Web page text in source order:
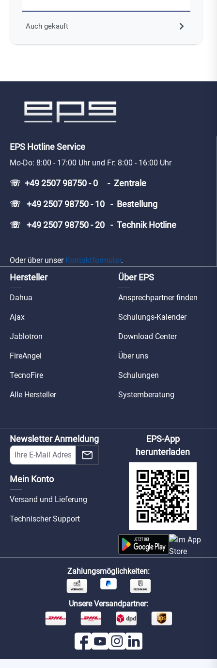
Auch gekauft
EPS Hotline Service
Mo-Do: 8:00 - 17:00 Uhr und Fr: 8:00 - 16:00 Uhr
☏ +49 2507 98750 - 0 - Zentrale
☏ +49 2507 98750 - 10 - Bestellung
☏ +49 2507 98750 - 20 - Technik Hotline
Oder über unser Kontaktformular.
Hersteller
Dahua
Ajax
Jablotron
FireAngel
TecnoFire
Alle Hersteller
Über EPS
Ansprechpartner finden
Schulungs-Kalender
Download Center
Über uns
Schulungen
Systemberatung
Newsletter Anmeldung
Mein Konto
Versand und Lieferung
Technischer Support
EPS-App
herunterladen
Zahlungsmöglichkeiten:
Unsere Versandpartner: